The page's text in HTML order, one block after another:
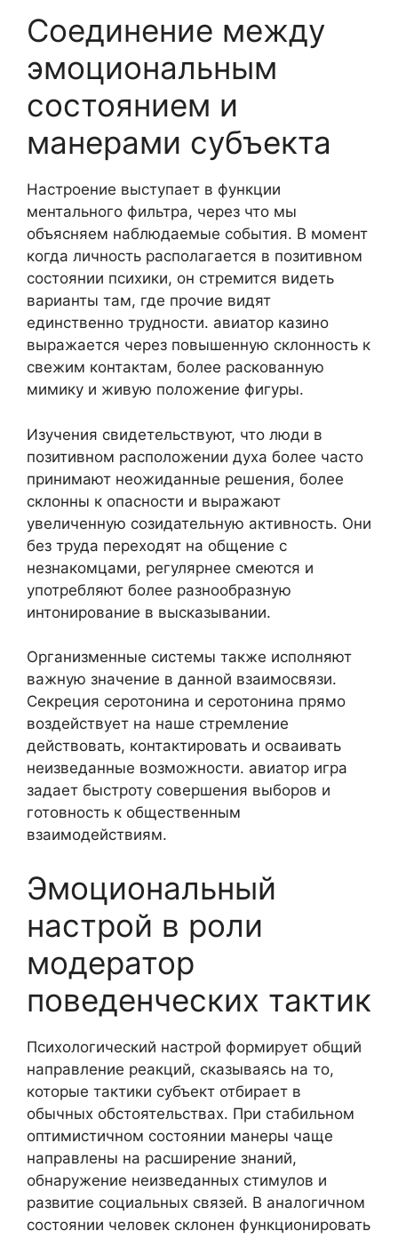
Соединение между
эмоциональным
состоянием и
манерами субъекта
Настроение выступает в функции
ментального фильтра, через что мы
объясняем наблюдаемые события. В момент
когда личность располагается в позитивном
состоянии психики, он стремится видеть
варианты там, где прочие видят
единственно трудности. авиатор казино
выражается через повышенную склонность к
свежим контактам, более раскованную
мимику и живую положение фигуры.
Изучения свидетельствуют, что люди в
позитивном расположении духа более часто
принимают неожиданные решения, более
склонны к опасности и выражают
увеличенную созидательную активность. Они
без труда переходят на общение с
незнакомцами, регулярнее смеются и
употребляют более разнообразную
интонирование в высказывании.
Организменные системы также исполняют
важную значение в данной взаимосвязи.
Секреция серотонина и серотонина прямо
воздействует на наше стремление
действовать, контактировать и осваивать
неизведанные возможности. авиатор игра
задает быстроту совершения выборов и
готовность к общественным
взаимодействиям.
Эмоциональный
настрой в роли
модератор
поведенческих тактик
Психологический настрой формирует общий
направление реакций, сказываясь на то,
которые тактики субъект отбирает в
обычных обстоятельствах. При стабильном
оптимистичном состоянии манеры чаще
направлены на расширение знаний,
обнаружение неизведанных стимулов и
развитие социальных связей. В аналогичном
состоянии человек склонен функционировать